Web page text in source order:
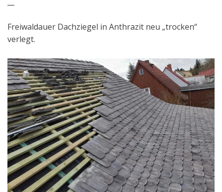
Freiwaldauer Dachziegel in Anthrazit neu „trocken“
verlegt.